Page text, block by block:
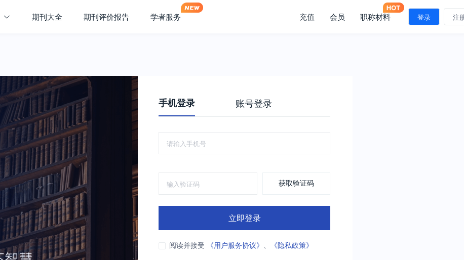
期刊大全 期刊评价报告 学者服务 充值 会员 职称材料 登录 注
手机登录 账号登录
获取验证码
立即登录
阅读并接受 《用户服务协议》 、 《隐私政策》